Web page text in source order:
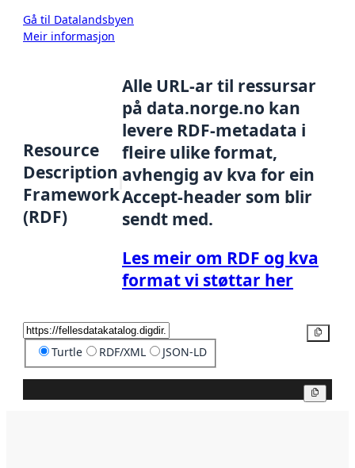
Gå til Datalandsbyen
Meir informasjon
Resource
Description
Framework
(RDF)
Alle URL-ar til ressursar
på data.norge.no kan
levere RDF-metadata i
fleire ulike format,
avhengig av kva for ein
Accept-header som blir
sendt med.
Les meir om RDF og kva
format vi støttar her
Turtle RDF/XML JSON-LD